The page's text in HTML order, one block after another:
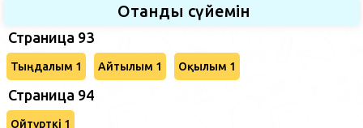
Отанды сүйемін
Страница 93
Тыңдалым 1 Айтылым 1 Оқылым 1
Страница 94
Ойтүрткі 1